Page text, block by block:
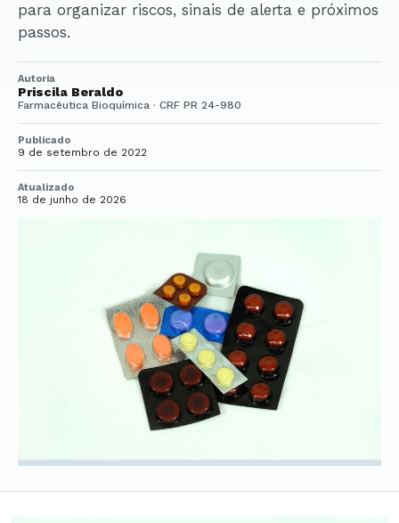
para organizar riscos, sinais de alerta e próximos
passos.
Autoria
Priscila Beraldo
Farmacêutica Bioquímica · CRF PR 24-980
Publicado
9 de setembro de 2022
Atualizado
18 de junho de 2026